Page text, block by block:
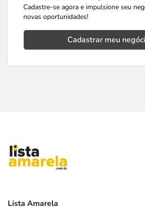
Cadastre-se agora e impulsione seu
novas oportunidades!
Cadastrar meu
Lista Amarela